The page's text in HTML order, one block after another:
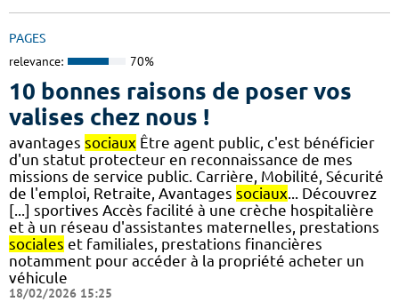
PAGES
relevance: 70%
10 bonnes raisons de poser vos
valises chez nous !
avantages sociaux Être agent public, c'est bénéficier
d'un statut protecteur en reconnaissance de mes
missions de service public. Carrière, Mobilité, Sécurité
de l'emploi, Retraite, Avantages sociaux... Découvrez
[...] sportives Accès facilité à une crèche hospitalière
et à un réseau d'assistantes maternelles, prestations
sociales et familiales, prestations financières
notamment pour accéder à la propriété acheter un
véhicule
18/02/2026 15:25